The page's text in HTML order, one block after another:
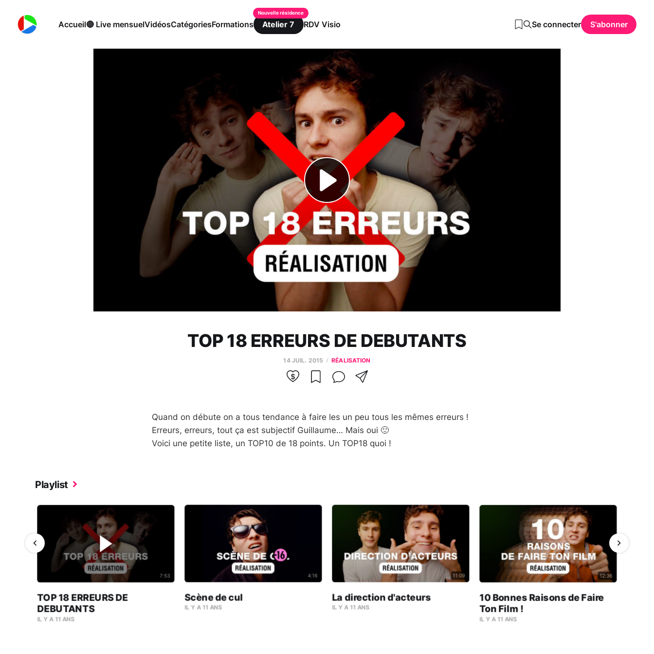
Accueil🔴 Live mensuelVidéosCatégoriesFormations Atelier 7 RDV Visio Se connecter S'abonner
TOP 18 ERREURS DE DEBUTANTS
14 JUIL. 2015 RÉALISATION
Quand on ‪‎débute‬ on a tous tendance à faire les un peu tous les mêmes erreurs‬ !
Erreurs, erreurs, tout ça est ‪subjectif‬ Guillaume… Mais oui 🙂
Voici une petite ‪‎liste‬, un ‪‎TOP10‬ de 18 points. Un ‪‎TOP18‬ quoi !
Playlist
7:53
TOP 18 ERREURS DE
DEBUTANTS
IL Y A 11 ANS
4:16
Scène de cul
IL Y A 11 ANS
11:09
La direction d'acteurs
IL Y A 11 ANS
12:36
10 Bonnes Raisons de Faire
Ton Film !
IL Y A 11 ANS